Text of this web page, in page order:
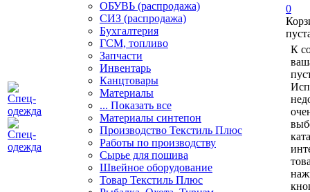
ОБУВЬ (распродажа)
СИЗ (распродажа)
Бухгалтерия
ГСМ, топливо
Запчасти
Инвентарь
Канцтовары
Материалы
... Показать все
Материалы синтепон
Производство Текстиль Плюс
Работы по производству
Сырье для пошива
Швейное оборудование
Товар Текстиль Плюс
0
К